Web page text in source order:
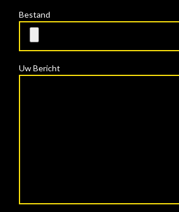
Bestand
Uw Bericht